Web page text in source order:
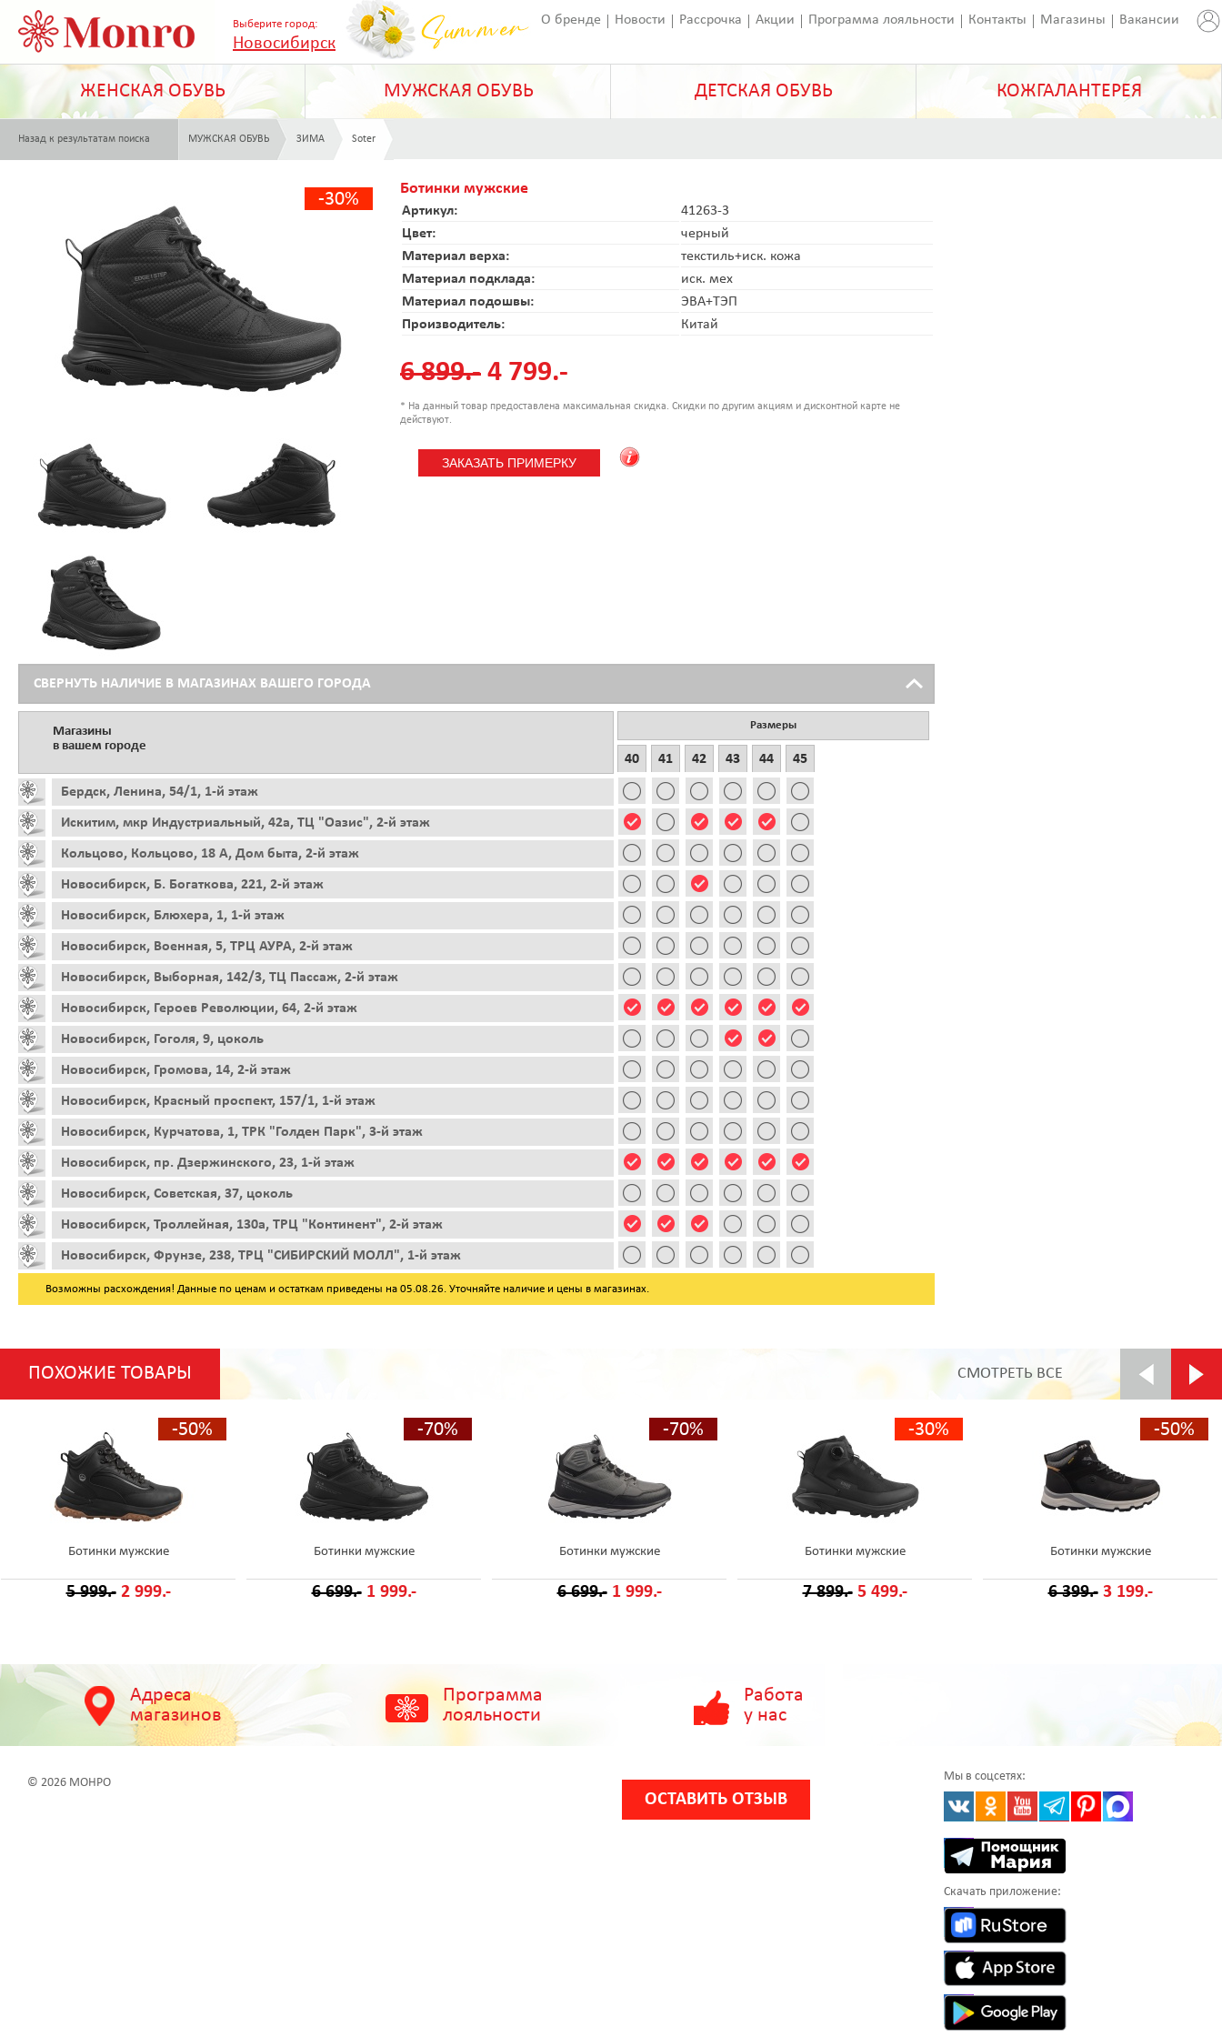
Выберите город:
Новосибирск
О бренде Новости Рассрочка Акции Программа лояльности Контакты Магазины Вакансии
ЖЕНСКАЯ ОБУВЬ МУЖСКАЯ ОБУВЬ ДЕТСКАЯ ОБУВЬ КОЖГАЛАНТЕРЕЯ
Назад к результатам поиска МУЖСКАЯ ОБУВЬ ЗИМА Soter
-30%
Ботинки мужские
Артикул:
41263-3
Цвет:
черный
Материал верха:
текстиль+иск. кожа
Материал подклада:
иск. мех
Материал подошвы:
ЭВА+ТЭП
Производитель:
Китай
6 899.- 4 799.-
* На данный товар предоставлена максимальная скидка. Скидки по другим акциям и дисконтной карте не
действуют.
СВЕРНУТЬ НАЛИЧИЕ В МАГАЗИНАХ ВАШЕГО ГОРОДА
Магазины
в вашем городе
Бердск, Ленина, 54/1, 1-й этаж
Искитим, мкр Индустриальный, 42а, ТЦ "Оазис", 2-й этаж
Кольцово, Кольцово, 18 А, Дом быта, 2-й этаж
Новосибирск, Б. Богаткова, 221, 2-й этаж
Новосибирск, Блюхера, 1, 1-й этаж
Новосибирск, Военная, 5, ТРЦ АУРА, 2-й этаж
Новосибирск, Выборная, 142/3, ТЦ Пассаж, 2-й этаж
Новосибирск, Героев Революции, 64, 2-й этаж
Новосибирск, Гоголя, 9, цоколь
Новосибирск, Громова, 14, 2-й этаж
Новосибирск, Красный проспект, 157/1, 1-й этаж
Новосибирск, Курчатова, 1, ТРК "Голден Парк", 3-й этаж
Новосибирск, пр. Дзержинского, 23, 1-й этаж
Новосибирск, Советская, 37, цоколь
Новосибирск, Троллейная, 130а, ТРЦ "Континент", 2-й этаж
Новосибирск, Фрунзе, 238, ТРЦ "СИБИРСКИЙ МОЛЛ", 1-й этаж
Размеры
40 41 42 43 44 45
Возможны расхождения! Данные по ценам и остаткам приведены на 05.08.26. Уточняйте наличие и цены в магазинах.
ПОХОЖИЕ ТОВАРЫ СМОТРЕТЬ ВСЕ
-50%
Ботинки мужские
5 999.- 2 999.-
-70%
Ботинки мужские
6 699.- 1 999.-
-70%
Ботинки мужские
6 699.- 1 999.-
-30%
Ботинки мужские
7 899.- 5 499.-
-50%
Ботинки мужские
6 399.- 3 199.-
Адреса
магазинов
Программа
лояльности
Работа
у нас
© 2026 МОНРО
ОСТАВИТЬ ОТЗЫВ
Мы в соцсетях:
Скачать приложение: